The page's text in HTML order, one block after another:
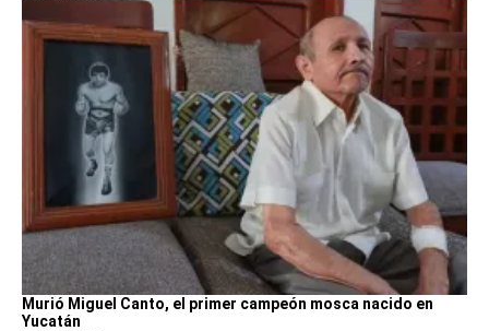
Murió Miguel Canto, el primer campeón mosca nacido en
Yucatán